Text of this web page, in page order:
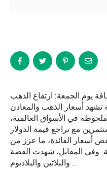
يوم الجمعة: ارتفاع الذهب
تشهد أسعار الذهب والمعادن
في الأسواق العالمية،
مع تراجع قيمة الدولار
أسعار الفائدة، ما عزز من
وفي المقابل، شهدت الفضة
والبلاتين والبلاديوم …